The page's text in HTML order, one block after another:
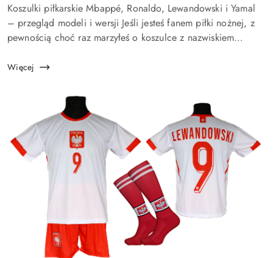
Treść
artykułu:
Koszulki piłkarskie Mbappé, Ronaldo, Lewandowski i Yamal
– przegląd modeli i wersji Jeśli jesteś fanem piłki nożnej, z
pewnością choć raz marzyłeś o koszulce z nazwiskiem
Ronaldo, ...
Więcej